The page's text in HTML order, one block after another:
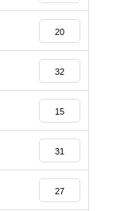
20
32
15
31
27